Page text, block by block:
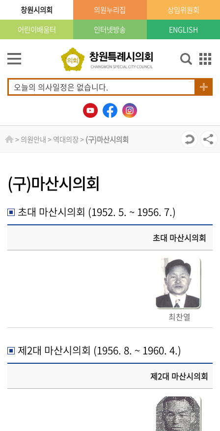
본문으로 바로가기
GNB메뉴 바로가기
의
회
소
개
소
식
안
인
넷
방
창원시의회 의원누리집
상임위원회
어린이배움터
인터넷방송 ENGLISH
오늘의 의사일정은 없습니다.
> 의원안내 > 역대의장 >(구)마산시의회
(구)마산시의회
초대 마산시의회 (1952. 5. ~ 1956. 7.)
초대 마산시의회
최찬열
제2대 마산시의회 (1956. 8. ~ 1960. 4.)
제2대 마산시의회